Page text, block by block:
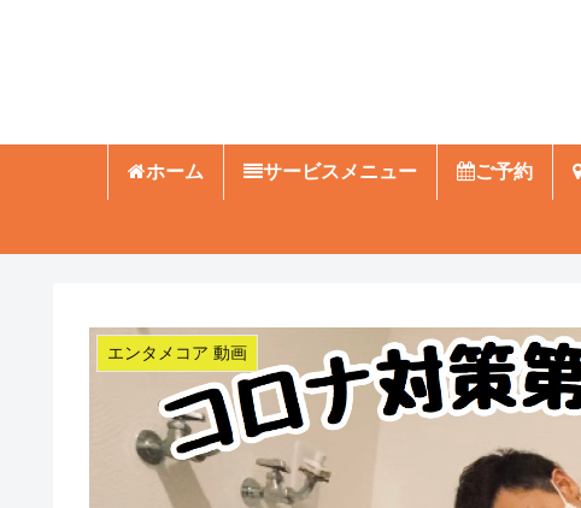
ホーム サービスメニュー ご予約
エンタメコア 動画